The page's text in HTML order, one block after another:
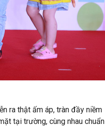
ra thật ấm áp, tràn đầy niềm
tại trường, cùng nhau chuẩn